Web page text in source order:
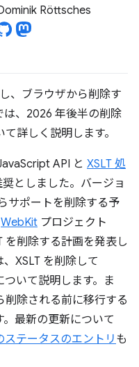
Röttsches
、ブラウザから削除す
は、2026 年後半の削除
詳しく説明します。
API と XSLT 処
としました。バージョ
サポートを削除する予
WebKit プロジェクト
を削除する計画を発表し
XSLT を削除して
いて説明します。ま
削除される前に移行する
最新の更新について
テータスのエントリも